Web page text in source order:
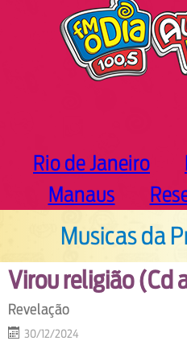
Rio de Janeiro
Manaus
Musicas da
Virou religião (Cd
Revelação
30/12/2024